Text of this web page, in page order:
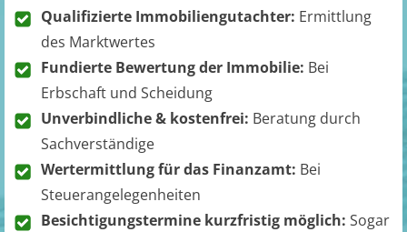
Qualifizierte Immobiliengutachter: Ermittlung
des Marktwertes
Fundierte Bewertung der Immobilie: Bei
Erbschaft und Scheidung
Unverbindliche & kostenfrei: Beratung durch
Sachverständige
Wertermittlung für das Finanzamt: Bei
Steuerangelegenheiten
Besichtigungstermine kurzfristig möglich: Sogar